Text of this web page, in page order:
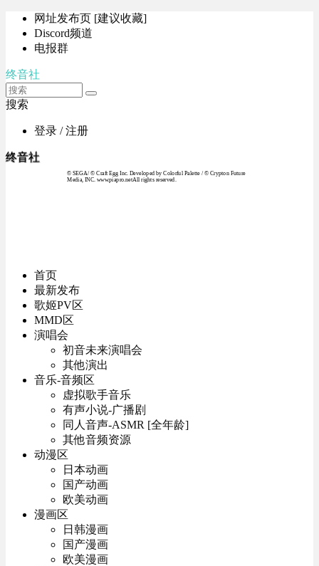
网址发布页 [建议收藏]
Discord频道
电报群
终音社
搜索
登录 / 注册
终音社
© SEGA / © Craft Egg Inc. Developed by Colorful Palette / © Crypton Future
Media, INC. www.piapro.netAll rights reserved.
首页
最新发布
歌姬PV区
MMD区
演唱会
初音未来演唱会
其他演出
音乐-音频区
虚拟歌手音乐
有声小说-广播剧
同人音声-ASMR [全年龄]
其他音频资源
动漫区
日本动画
国产动画
欧美动画
漫画区
日韩漫画
国产漫画
欧美漫画